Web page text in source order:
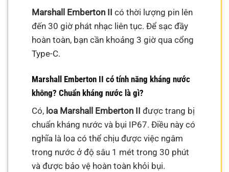
Marshall Emberton II có thời lượng pin lên
đến 30 giờ phát nhạc liên tục. Để sạc đầy
hoàn toàn, bạn cần khoảng 3 giờ qua cổng
Type-C.
Marshall Emberton II có tính năng kháng nước
không? Chuẩn kháng nước là gì?
Có, loa Marshall Emberton II được trang bị
chuẩn kháng nước và bụi IP67. Điều này có
nghĩa là loa có thể chịu được việc ngâm
trong nước ở độ sâu 1 mét trong 30 phút
và được bảo vệ hoàn toàn khỏi bụi.